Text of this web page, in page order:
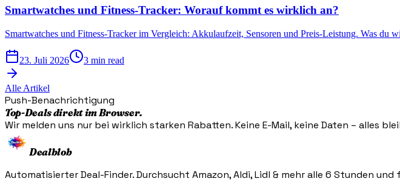
Smartwatches und Fitness-Tracker: Worauf kommt es wirklich an?
Smartwatches und Fitness-Tracker im Vergleich: Akkulaufzeit, Sensoren und Preis-Leistung. Was du
23. Juli 2026 3 min read
Alle Artikel
Push-Benachrichtigung
Top-Deals direkt im Browser.
Wir melden uns nur bei wirklich starken Rabatten. Keine E-Mail, keine Daten – alles
Dealblob
Automatisierter Deal-Finder. Durchsucht Amazon, Aldi, Lidl & mehr alle 6 Stunden